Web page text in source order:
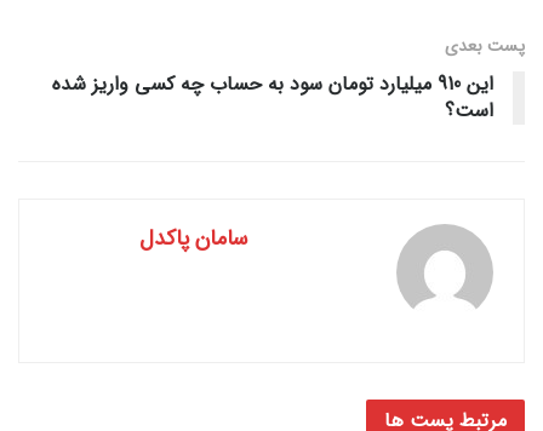
پست‌ بعدی
این 910 میلیارد تومان سود به حساب چه کسی واریز شده
است؟
سامان پاکدل
مرتبط پست ها